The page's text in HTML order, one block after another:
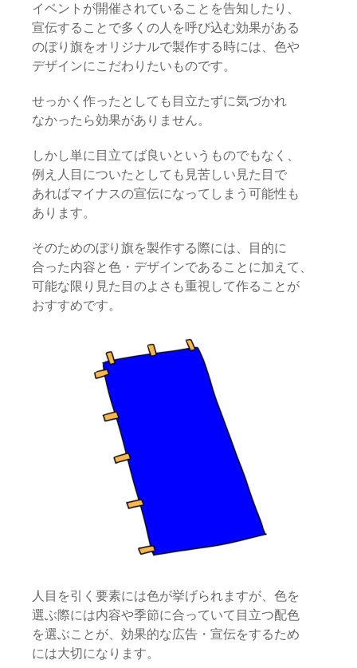
イベントが開催されていることを告知したり、
宣伝することで多くの人を呼び込む効果がある
のぼり旗をオリジナルで製作する時には、色や
デザインにこだわりたいものです。
せっかく作ったとしても目立たずに気づかれ
なかったら効果がありません。
しかし単に目立てば良いというものでもなく、
例え人目についたとしても見苦しい見た目で
あればマイナスの宣伝になってしまう可能性も
あります。
そのためのぼり旗を製作する際には、目的に
合った内容と色・デザインであることに加えて、
可能な限り見た目のよさも重視して作ることが
おすすめです。
人目を引く要素には色が挙げられますが、色を
選ぶ際には内容や季節に合っていて目立つ配色
を選ぶことが、効果的な広告・宣伝をするため
には大切になります。